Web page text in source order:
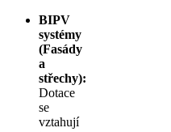
BIPV
systémy
(Fasády
a
střechy):
Dotace
se
vztahují